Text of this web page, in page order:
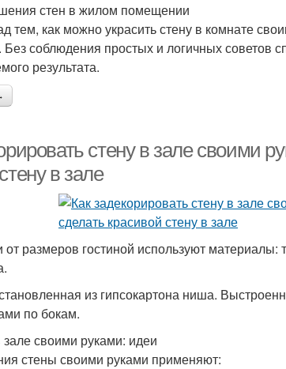
стен в жилом помещении
тем, как можно украсить стену в комнате
Без соблюдения простых и логичных советов
результата.
стену в зале своими
в зале
от размеров гостиной используют материалы:
из гипсокартона ниша.
по бокам.
своими руками: идеи
стены своими руками применяют: